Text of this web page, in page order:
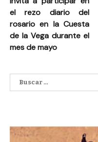
de
entradas
el rezo diario del
rosario en la Cuesta
de la Vega durante el
mes de mayo
Buscar: